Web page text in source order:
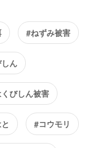
#ねずみ被害
ん
びしん被害
#コウモリ